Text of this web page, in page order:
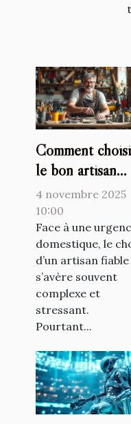
Comment
le bon artisan
pour vos
domestiques ?
4 novembre 2025
10:00
Face à une
domestique, le
d’un artisan fiable
s’avère souvent
complexe et
stressant.
Pourtant...